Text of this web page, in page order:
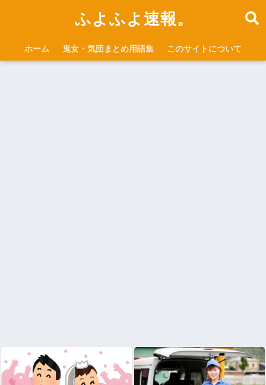
ふよふよ速報。
ホーム 鬼女・気団まとめ用語集 このサイトについて